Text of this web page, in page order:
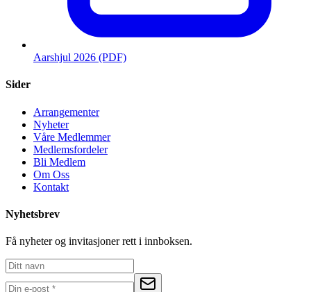
Aarshjul 2026 (PDF)
Sider
Arrangementer
Nyheter
Våre Medlemmer
Medlemsfordeler
Bli Medlem
Om Oss
Kontakt
Nyhetsbrev
Få nyheter og invitasjoner rett i innboksen.